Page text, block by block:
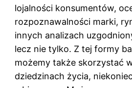
lojalności konsumentów,
rozpoznawalności marki,
innych analizach
lecz nie tylko. Z tej formy
możemy także skorzystać
dziedzinach życia,